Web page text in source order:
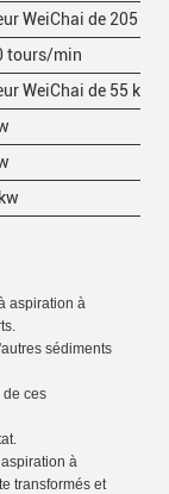
WeiChai de 205 kW
tours/min
WeiChai de 55 kW
aspiration à
sédiments
de ces
à
transformés et